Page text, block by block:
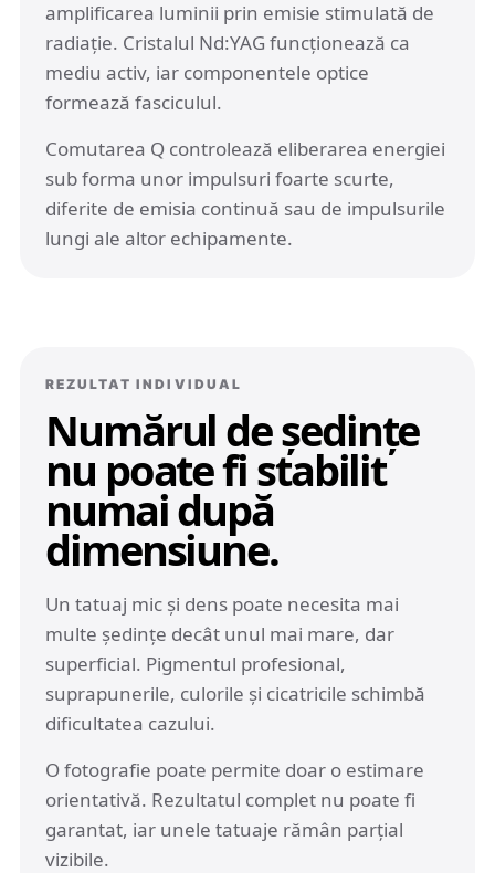
amplificarea luminii prin emisie stimulată de
radiație. Cristalul Nd:YAG funcționează ca
mediu activ, iar componentele optice
formează fasciculul.
Comutarea Q controlează eliberarea energiei
sub forma unor impulsuri foarte scurte,
diferite de emisia continuă sau de impulsurile
lungi ale altor echipamente.
REZULTAT INDIVIDUAL
Numărul de ședințe
nu poate fi stabilit
numai după
dimensiune.
Un tatuaj mic și dens poate necesita mai
multe ședințe decât unul mai mare, dar
superficial. Pigmentul profesional,
suprapunerile, culorile și cicatricile schimbă
dificultatea cazului.
O fotografie poate permite doar o estimare
orientativă. Rezultatul complet nu poate fi
garantat, iar unele tatuaje rămân parțial
vizibile.